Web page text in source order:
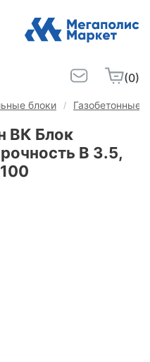
(0)
блоки Газобетонные
ВК Блок
B 3.5,